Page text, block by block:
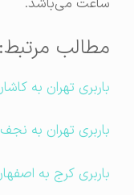
مطالب مرتبط:
باربری تهران به کاشان
باربری تهران به نجف آباد
باربری کرج به اصفهان